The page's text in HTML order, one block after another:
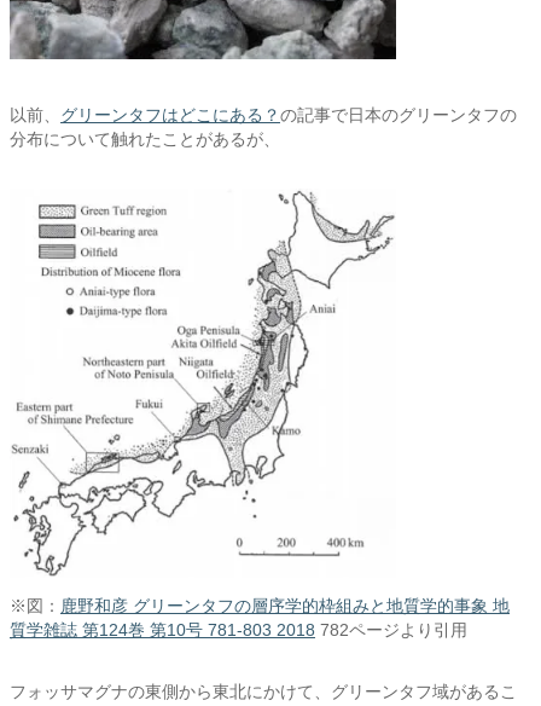
以前、 グリーンタフはどこにある？の記事で日本のグリーンタフの
分布について触れたことがあるが、
※図： 鹿野和彦 グリーンタフの層序学的枠組みと地質学的事象 地
質学雑誌 第124巻 第10号 781-803 2018 782ページより引用
フォッサマグナの東側から東北にかけて、グリーンタフ域があるこ